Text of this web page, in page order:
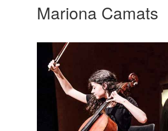
Mariona Camats